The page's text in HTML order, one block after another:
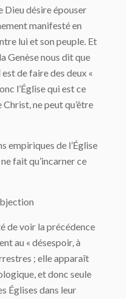
Dieu désire épouser
manifesté en
lui et son peuple. Et
Genèse nous dit que
de faire des deux «
l’Église qui est ce
ne peut qu’être
empiriques de l’Église
fait qu’incarner ce
de voir la précédence
au « désespoir, à
; elle apparaît
et donc seule
Églises dans leur